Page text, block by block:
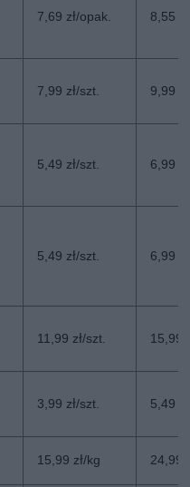
7,69 zł/opak. 8,55
7,99 zł/szt. 9,99
5,49 zł/szt. 6,99
5,49 zł/szt. 6,99
11,99 zł/szt. 15,99
3,99 zł/szt. 5,49
15,99 zł/kg 24,99